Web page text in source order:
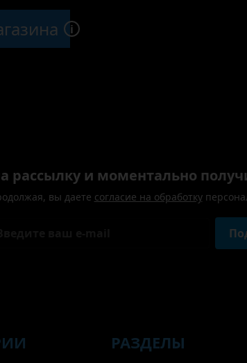
i
рассылку и моментально
вы даете согласие на обработку
РАЗДЕЛЫ